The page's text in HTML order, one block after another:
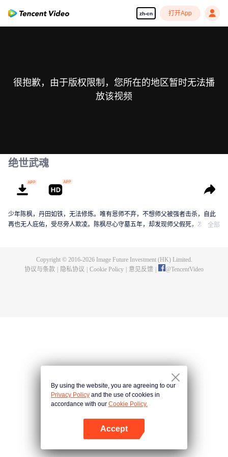
zh-cn 打开App
很抱歉，由于版权限制，您所在的地区暂时无法播
放该视频
绝世武魂
少年陈枫，丹田如铁，无法修炼。唯有恩师不弃，不想师父被强者击杀，自此
再也无人庇佑，受尽旁人欺凌。陈枫尽心守墓五年，却发现师父假死，发现师
全部
Copyright © 2016-2026Image Future Investment (HK) Limited.
协议与条款
隐私协议 Cookie Policy 意见反馈 @TencentVideo
By using the website, you are agreeing to our
Privacy Policy and the use of cookies in
accordance with our Cookie Policy.
Accept